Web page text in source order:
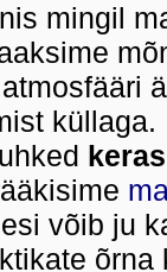
mingil
võib ju
õrna